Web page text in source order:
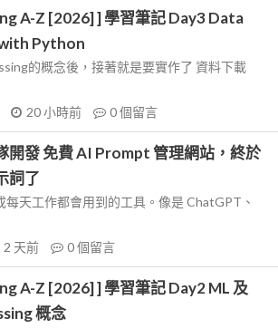
A-Z [2026] ] 學習筆記 Day3 Data
Python
的概念後，接著就是要實作了 資料下載
20 小時前 0個留言
開發 免費 AI Prompt 管理網站，終於
詞了
每天工作都會用到的工具。像是 ChatGPT、
2 天前 0個留言
A-Z [2026] ] 學習筆記 Day2 ML 及
概念